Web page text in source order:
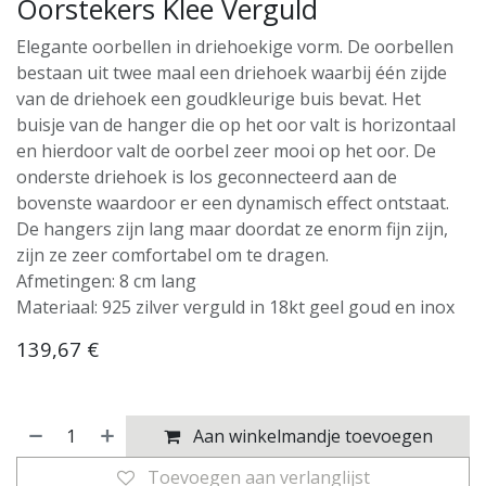
Oorstekers Klee Verguld
Elegante oorbellen in driehoekige vorm. De oorbellen
bestaan uit twee maal een driehoek waarbij één zijde
van de driehoek een goudkleurige buis bevat. Het
buisje van de hanger die op het oor valt is horizontaal
en hierdoor valt de oorbel zeer mooi op het oor. De
onderste driehoek is los geconnecteerd aan de
bovenste waardoor er een dynamisch effect ontstaat.
De hangers zijn lang maar doordat ze enorm fijn zijn,
zijn ze zeer comfortabel om te dragen.
Afmetingen: 8 cm lang
Materiaal: 925 zilver verguld in 18kt geel goud en inox
139,67 €
Aan winkelmandje toevoegen
Toevoegen aan verlanglijst